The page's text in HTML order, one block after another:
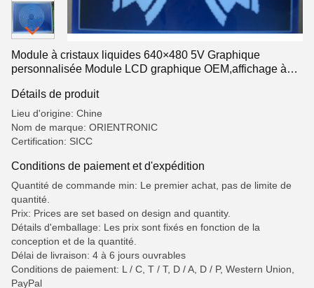
Module à cristaux liquides 640×480 5V Graphique
personnalisée Module LCD graphique OEM,affichage à
segment
Détails de produit
Lieu d'origine: Chine
Nom de marque: ORIENTRONIC
Certification: SICC
Conditions de paiement et d'expédition
Quantité de commande min: Le premier achat, pas de limite de
quantité.
Prix: Prices are set based on design and quantity.
Détails d'emballage: Les prix sont fixés en fonction de la
conception et de la quantité.
Délai de livraison: 4 à 6 jours ouvrables
Conditions de paiement: L / C, T / T, D / A, D / P, Western Union,
PayPal